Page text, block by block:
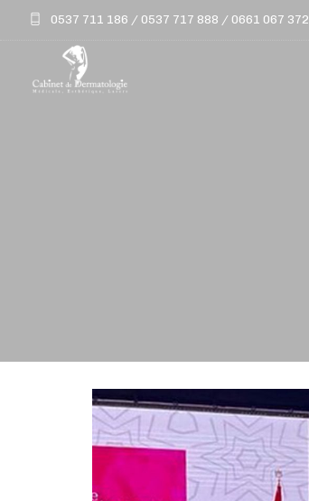
0537 711 186 / 0537 717 888 / 0661 067 372